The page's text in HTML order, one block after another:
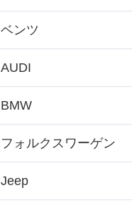
ベンツ
AUDI
BMW
フォルクスワーゲン
Jeep